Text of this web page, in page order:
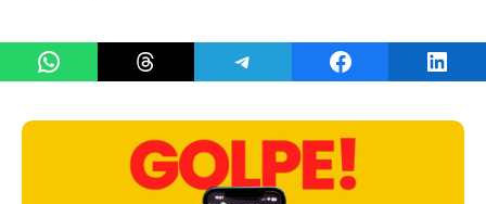
Share on WhatsAppShare on ThreadsShare on TelegramShare on Facebook